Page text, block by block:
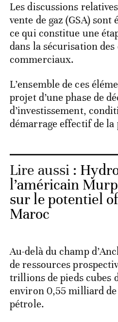
Les discussions
vente de gaz (GSA) sont
ce qui constitue une
dans la sécurisation des
commerciaux.
L’ensemble de ces
projet d’une phase de
d’investissement,
démarrage effectif de
Lire aussi :
l’américain
sur le potentiel
Maroc
Au-delà du champ
de ressources
trillions de pieds cubes
environ 0,55 milliard
pétrole.